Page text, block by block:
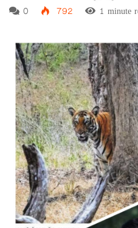
0
792 1 minute